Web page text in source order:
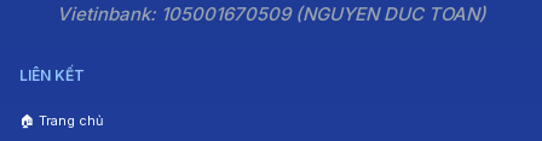
Vietinbank: 105001670509 (NGUYEN DUC TOAN)
LIÊN KẾT
🏠 Trang chủ